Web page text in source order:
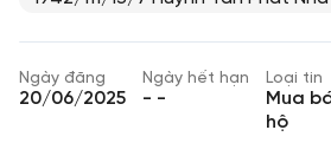
Ngày đăng
20/06/2025
Ngày hết hạn
- -
Loại tin
Mua
hộ